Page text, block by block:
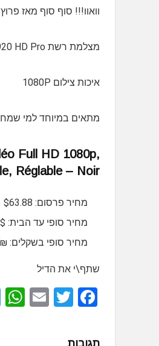
וואוו!!! סוף סוף מאז
מצלמת רשת Logitech C920 HD Pro עם מיקרופון מובנה
איכות צילום 1080P
מתאים במיוחד למי
Full HD 1080p,
Réglable – Noir
מחיר פרסום: $63.88
מחיר סופי עד הבית: 63.88$
מחיר סופי בשקלים: 207₪
שתף\י את הדיל
F
ce
T
E
תגובות